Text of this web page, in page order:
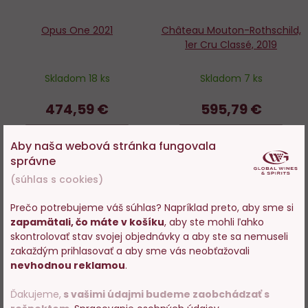
Opus One 2021
Skladom 18 ks
474,59 €
− +
DO KOŠÍKA
Château Mouton-Rothschild,
1er Cru Classé, 2019
Skladom 7 ks
595,79 €
−
DO KOŠÍKA
Do
Aby naša webová stránka fungovala
správne
(súhlas s cookies)
Prečo potrebujeme váš súhlas? Napríklad preto, aby sme si
zapamätali, čo máte v košíku, aby ste mohli ľahko
skontrolovať stav svojej objednávky a aby ste sa nemuseli
zakaždým prihlasovať a aby sme vás neobťažovali
nevhodnou reklamou.
Ďakujeme, s vašimi údajmi budeme zaobchádzať s
Vstupujete na stránky s
predajom alkoholu. Prosím
potvrďte, že Vám už bolo 18